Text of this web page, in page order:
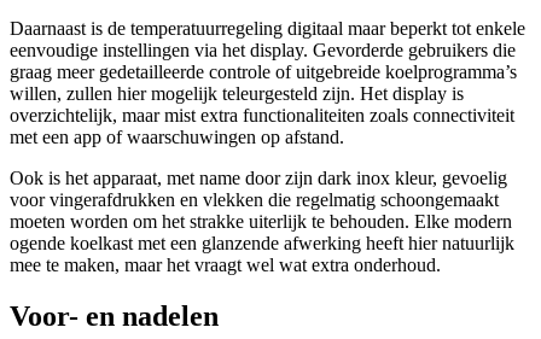
Daarnaast is de temperatuurregeling digitaal maar beperkt tot enkele
eenvoudige instellingen via het display. Gevorderde gebruikers die
graag meer gedetailleerde controle of uitgebreide koelprogramma’s
willen, zullen hier mogelijk teleurgesteld zijn. Het display is
overzichtelijk, maar mist extra functionaliteiten zoals connectiviteit
met een app of waarschuwingen op afstand.
Ook is het apparaat, met name door zijn dark inox kleur, gevoelig
voor vingerafdrukken en vlekken die regelmatig schoongemaakt
moeten worden om het strakke uiterlijk te behouden. Elke modern
ogende koelkast met een glanzende afwerking heeft hier natuurlijk
mee te maken, maar het vraagt wel wat extra onderhoud.
Voor- en nadelen